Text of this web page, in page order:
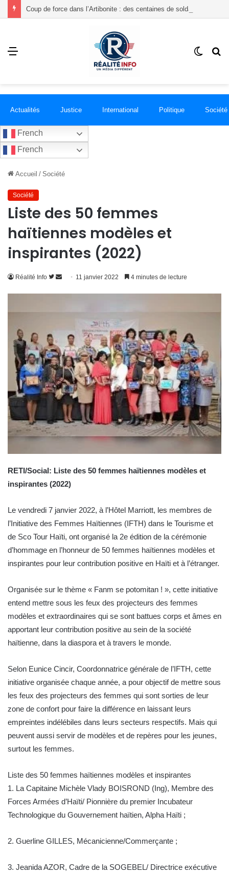
Menu
Switch
Actualités Justice International Politique Société
French
French
Accueil / Société
Société
Liste des 50 femmes
haïtiennes modèles et
inspirantes (2022)
Réalité Info
Suivre
Envoyer11 janvier 2022 4 minutes de lecture
RETI/Social: Liste des 50 femmes haïtiennes modèles et
inspirantes (2022)
Le vendredi 7 janvier 2022, à l’Hôtel Marriott, les membres de
l’Initiative des Femmes Haïtiennes (IFTH) dans le Tourisme et
de Sco Tour Haïti, ont organisé la 2e édition de la cérémonie
d’hommage en l’honneur de 50 femmes haïtiennes modèles et
inspirantes pour leur contribution positive en Haïti et à l’étranger.
Organisée sur le thème « Fanm se potomitan ! », cette initiative
entend mettre sous les feux des projecteurs des femmes
modèles et extraordinaires qui se sont battues corps et âmes en
apportant leur contribution positive au sein de la société
haïtienne, dans la diaspora et à travers le monde.
Selon Eunice Cincir, Coordonnatrice générale de l’IFTH, cette
initiative organisée chaque année, a pour objectif de mettre sous
les feux des projecteurs des femmes qui sont sorties de leur
zone de confort pour faire la différence en laissant leurs
empreintes indélébiles dans leurs secteurs respectifs. Mais qui
peuvent aussi servir de modèles et de repères pour les jeunes,
surtout les femmes.
Liste des 50 femmes haïtiennes modèles et inspirantes
1. La Capitaine Michèle Vlady BOISROND (Ing), Membre des
Forces Armées d’Haïti/ Pionnière du premier Incubateur
Technologique du Gouvernement haïtien, Alpha Haïti ;
2. Guerline GILLES, Mécanicienne/Commerçante ;
3. Jeanida AZOR, Cadre de la SOGEBEL/ Directrice exécutive